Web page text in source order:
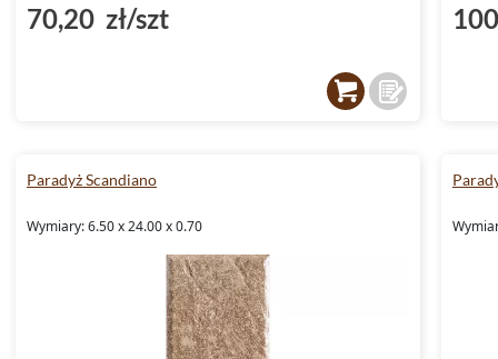
70,20 zł/szt
Paradyż Scandiano
Wymiary: 6.50 x 24.00 x 0.70